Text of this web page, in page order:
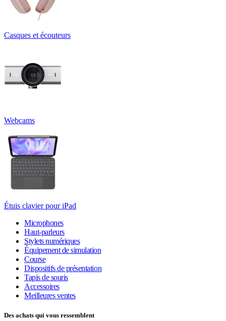
Casques et écouteurs
Webcams
Étuis clavier pour iPad
Microphones
Haut-parleurs
Stylets numériques
Équipement de simulation
Course
Dispositifs de présentation
Tapis de souris
Accessoires
Meilleures ventes
Des achats qui vous ressemblent